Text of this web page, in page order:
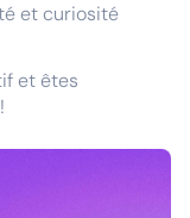
et curiosité
et êtes